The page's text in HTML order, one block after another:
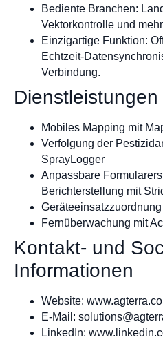
Bediente Branchen:
Vektorkontrolle und
Einzigartige Funktion:
Echtzeit-
Verbindung.
Dienstleistungen
Mobiles Mapping mit
Verfolgung der
SprayLogger
Anpassbare
Berichterstellung mit
Fernüberwachung mit
Kontakt- und
Informationen
Website:
E-Mail:
LinkedIn: